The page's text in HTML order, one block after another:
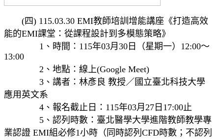
(四) 115.03.30 EMI教師培訓增能講座《打造高效
能的EMI課堂：從課程設計到多模態策略》
1、時間：115年03月30日（星期一）12:00～
13:00
2、地點：線上(Google Meet)
3、講者：林彥良 教授／國立臺北科技大學
應用英文系
4、報名截止日：115年03月27日17:00止
5、認列時數：臺北醫學大學進階教師教學專
業認證 EMI組必修1小時（同時認列CFD時數；不認列